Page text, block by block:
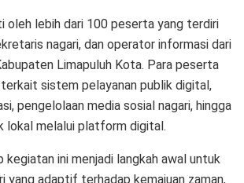
oleh lebih dari 100 peserta yang terdiri
nagari, dan operator informasi dari
Limapuluh Kota. Para peserta
sistem pelayanan publik digital,
pengelolaan media sosial nagari, hingga
lokal melalui platform digital.
kegiatan ini menjadi langkah awal untuk
yang adaptif terhadap kemajuan zaman,